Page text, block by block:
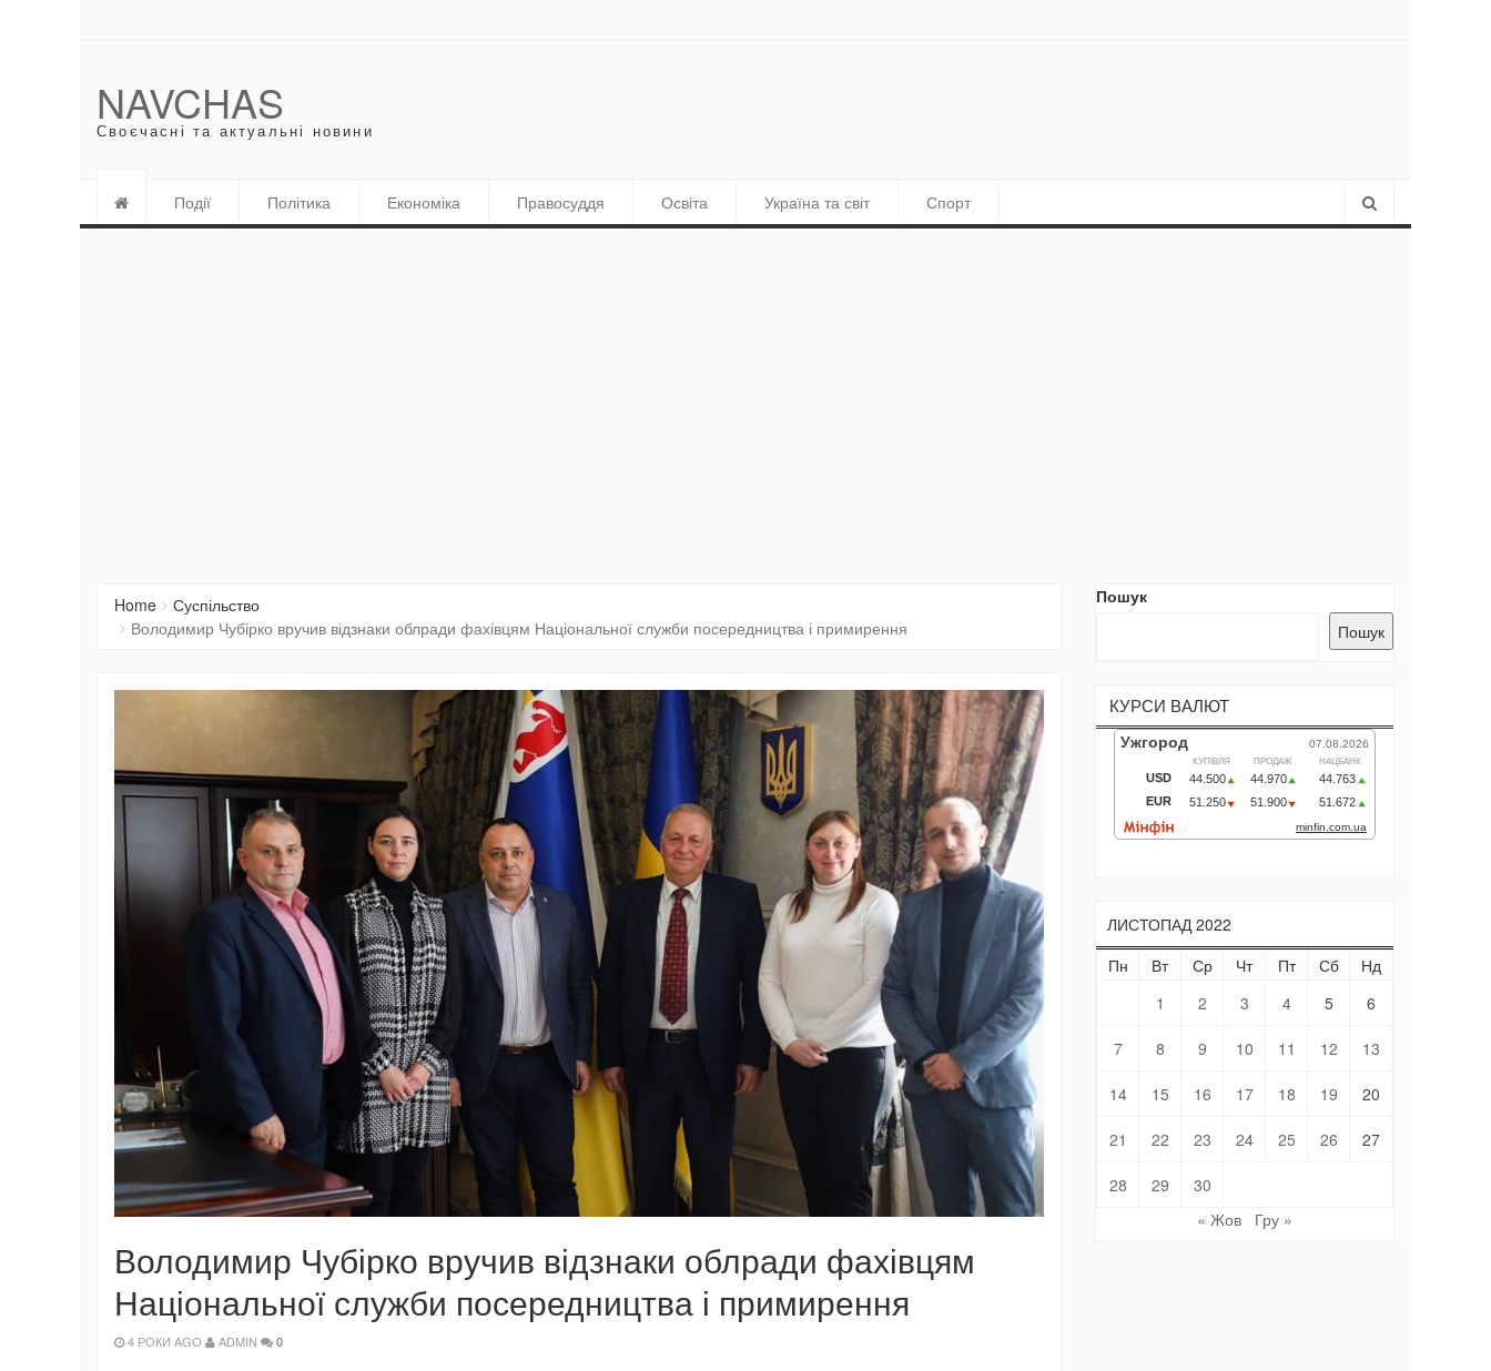
NAVCHAS
Своєчасні та актуальні новини
Події Політика Економіка Правосуддя Освіта Україна та світ Спорт
Home
Суспільство
Володимир Чубірко вручив відзнаки облради фахівцям Національної служби посередництва і примирення
Володимир Чубірко вручив відзнаки облради фахівцям
Національної служби посередництва і примирення
4 РОКИ AGO ADMIN 0
Пошук
Пошук
КУРСИ ВАЛЮТ
ЛИСТОПАД 2022
Пн
Вт Ср Чт Пт Сб
Нд
1
2 3 4 5 6
7 8 9 10 11 12 13
14 15 16 17 18 19 20
21 22 23 24 25 26 27
28 29
30
« Жов
Гру »